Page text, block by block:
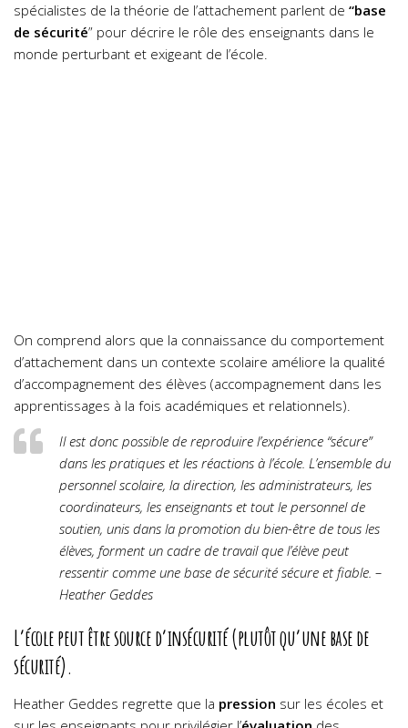
spécialistes de la théorie de l’attachement parlent de “base
de sécurité” pour décrire le rôle des enseignants dans le
monde perturbant et exigeant de l’école.
On comprend alors que la connaissance du comportement
d’attachement dans un contexte scolaire améliore la qualité
d’accompagnement des élèves (accompagnement dans les
apprentissages à la fois académiques et relationnels).
Il est donc possible de reproduire l’expérience “sécure”
dans les pratiques et les réactions à l’école. L’ensemble du
personnel scolaire, la direction, les administrateurs, les
coordinateurs, les enseignants et tout le personnel de
soutien, unis dans la promotion du bien-être de tous les
élèves, forment un cadre de travail que l’élève peut
ressentir comme une base de sécurité sécure et fiable. –
Heather Geddes
L’école peut être source d’insécurité (plutôt qu’une base de
sécurité).
Heather Geddes regrette que la pression sur les écoles et